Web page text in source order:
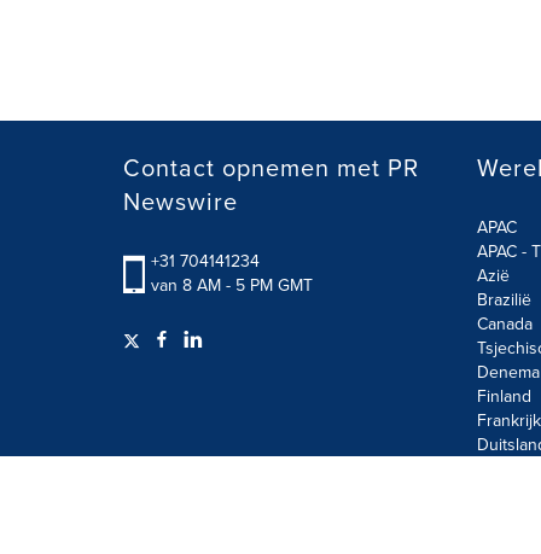
Contact opnemen met PR
Newswire
+31 704141234
van 8 AM - 5 PM GMT
APAC
APAC -
Azië
Brazilië
Canada
Finland
Frankrijk